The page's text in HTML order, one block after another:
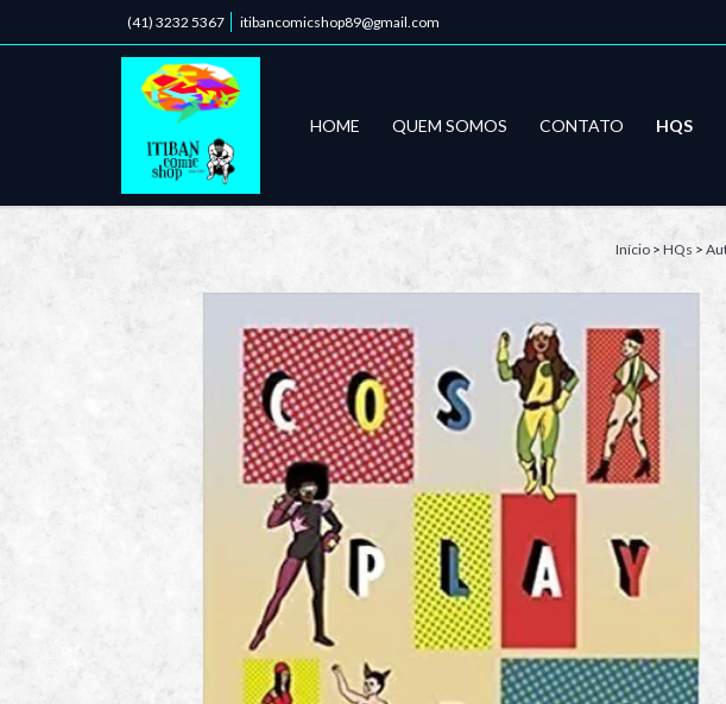
(41) 3232 5367 itibancomicshop89@gmail.com
HOME QUEM SOMOS CONTATO HQS
Início > HQs >